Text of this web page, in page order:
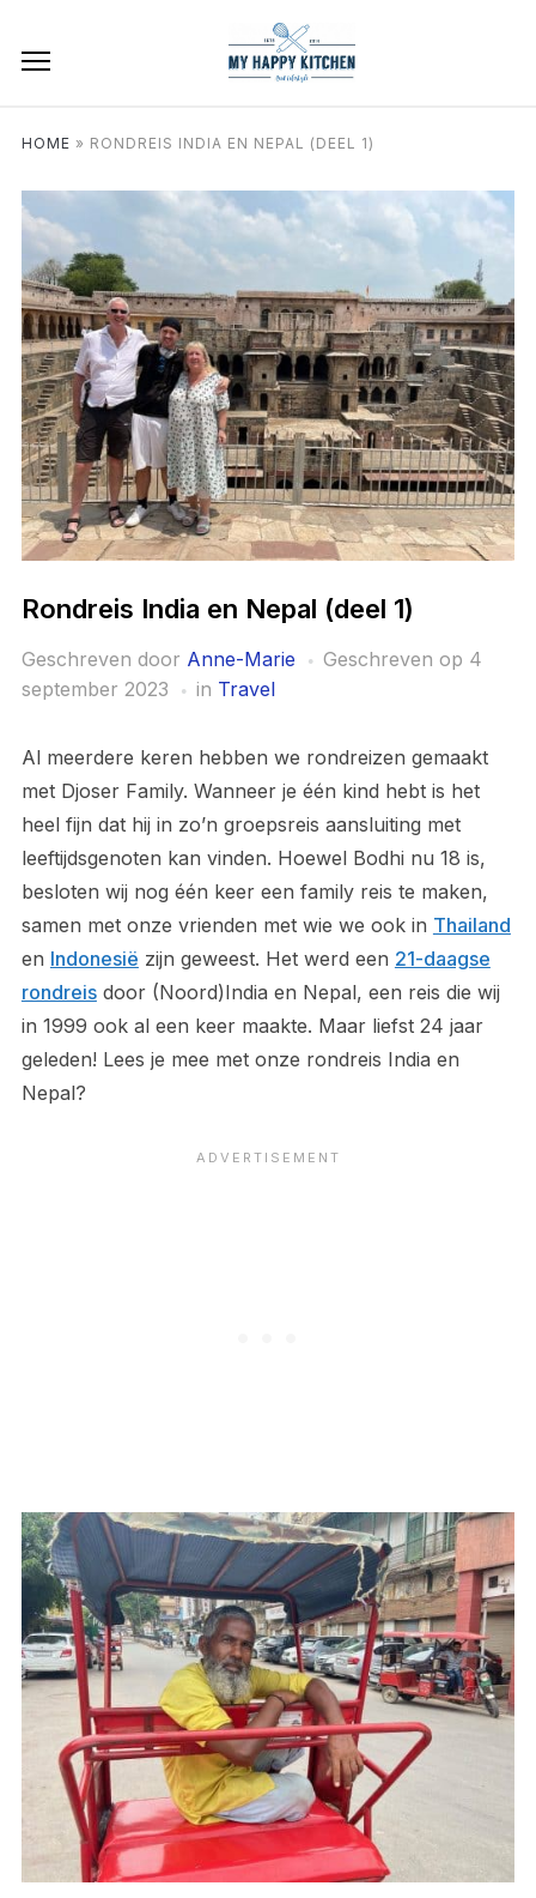
HOME » RONDREIS INDIA EN NEPAL (DEEL 1)
Rondreis India en Nepal (deel 1)
Geschreven door Anne-Marie Geschreven op 4
september 2023
in Travel
Al meerdere keren hebben we rondreizen gemaakt
met Djoser Family. Wanneer je één kind hebt is het
heel fijn dat hij in zo’n groepsreis aansluiting met
leeftijdsgenoten kan vinden. Hoewel Bodhi nu 18 is,
besloten wij nog één keer een family reis te maken,
samen met onze vrienden met wie we ook in Thailand
en Indonesië zijn geweest. Het werd een 21-daagse
rondreisdoor (Noord)India en Nepal, een reis die wij
in 1999 ook al een keer maakte. Maar liefst 24 jaar
geleden! Lees je mee met onze rondreis India en
Nepal?